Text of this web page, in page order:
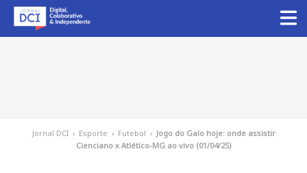
Jornal DCI › Esporte › Futebol › Jogo do Galo hoje: onde assistir
Cienciano x Atlético-MG ao vivo (01/04/25)